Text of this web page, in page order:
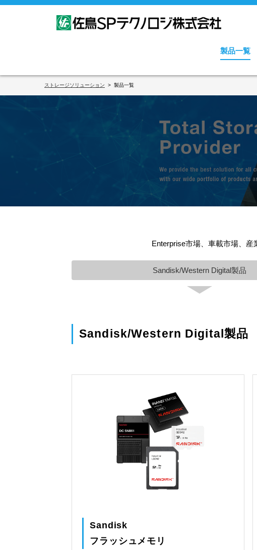
製品一覧
ストレージソリューション 製品一覧
Enterprise市場、車載市場、産
Sandisk/Western Digital製品
Sandisk/Western Digital製品
Sandisk
フラッシュメモリ